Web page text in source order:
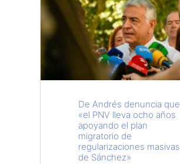
De Andrés denuncia que
«el PNV lleva ocho años
apoyando el plan
migratorio de
regularizaciones masivas
de Sánchez»